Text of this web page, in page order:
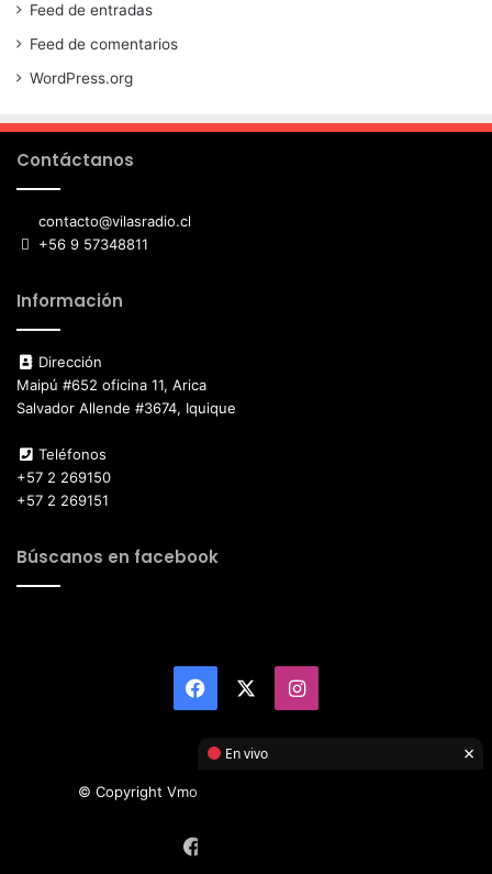
Feed de entradas
Feed de comentarios
WordPress.org
Contáctanos
contacto@vilasradio.cl
+56 9 57348811
Información
Dirección
Maipú #652 oficina 11, Arica
Salvador Allende #3674, Iquique
Teléfonos
+57 2 269150
+57 2 269151
Búscanos en facebook
Facebook Instagram
© Copyright Vmotor TI 2026, All Rights Reserved
En vivo ×